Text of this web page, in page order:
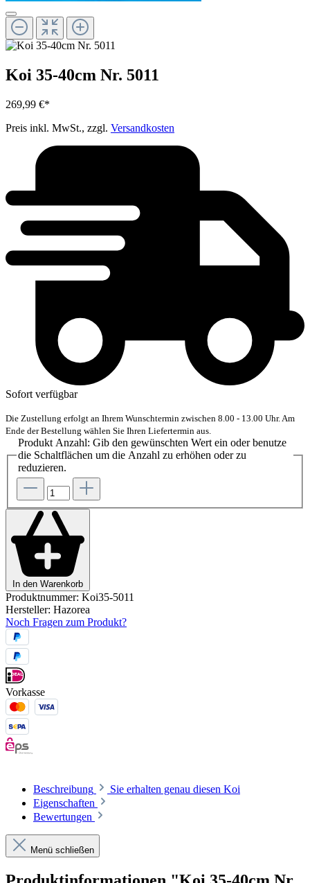
Koi 35-40cm Nr. 5011
269,99 €*
Preis inkl. MwSt., zzgl. Versandkosten
Sofort verfügbar
Die Zustellung erfolgt an Ihrem Wunschtermin zwischen 8.00 - 13.00 Uhr. Am
Ende der Bestellung wählen Sie Ihren Liefertermin aus.
Produkt Anzahl: Gib den gewünschten Wert ein oder benutze
die Schaltflächen um die Anzahl zu erhöhen oder zu
reduzieren.
In den Warenkorb
Produktnummer: Koi35-5011
Hersteller: Hazorea
Noch Fragen zum Produkt?
Vorkasse
Beschreibung
Sie erhalten genau diesen Koi
Eigenschaften
Bewertungen
Menü schließen